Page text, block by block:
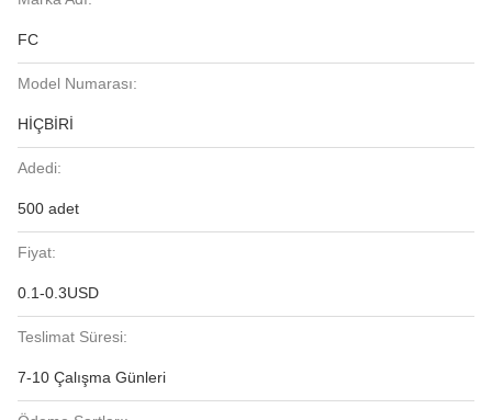
FC
Model Numarası:
HİÇBİRİ
Adedi:
500 adet
Fiyat:
0.1-0.3USD
Teslimat Süresi:
7-10 Çalışma Günleri